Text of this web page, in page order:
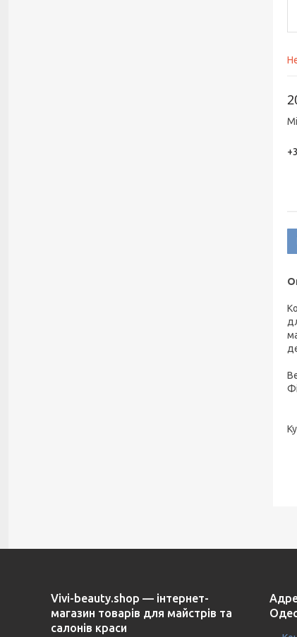
Vivi-beauty.shop — інтернет-
магазин товарів для майстрів та
салонів краси